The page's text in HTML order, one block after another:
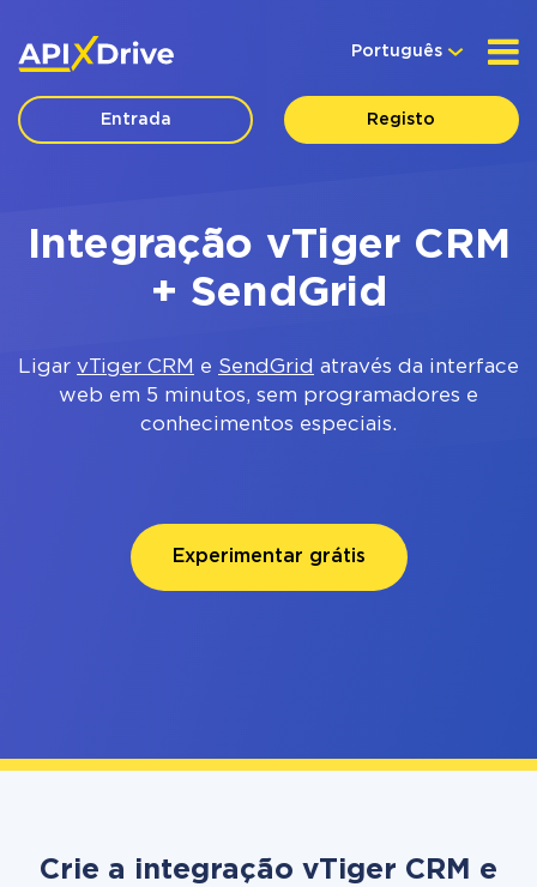
Português
Entrada Registo
Integração vTiger CRM
+ SendGrid
Ligar vTiger CRM e SendGrid através da interface
web em 5 minutos, sem programadores e
conhecimentos especiais.
Experimentar grátis
Crie a integração vTiger CRM e